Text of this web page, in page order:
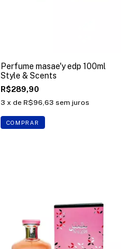
Perfume masae'y edp 100ml
Style & Scents
R$289,90
3 x de R$96,63 sem juros
COMPRAR